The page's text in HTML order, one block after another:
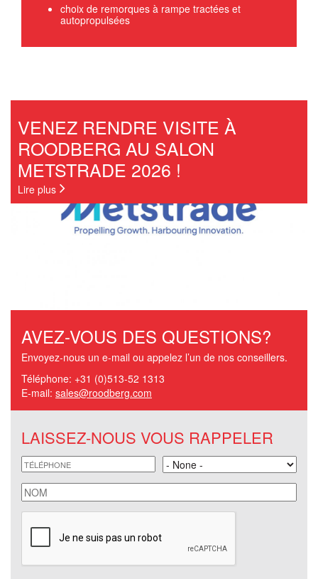
choix de remorques à rampe tractées et
autopropulsées
VENEZ RENDRE VISITE À
ROODBERG AU SALON
METSTRADE 2026 !
Lire plus
AVEZ-VOUS DES QUESTIONS?
Envoyez-nous un e-mail ou appelez l’un de nos conseillers.
Téléphone: +31 (0)513-52 1313
E-mail: sales@roodberg.com
LAISSEZ-NOUS VOUS RAPPELER
téléphone
Land
nom